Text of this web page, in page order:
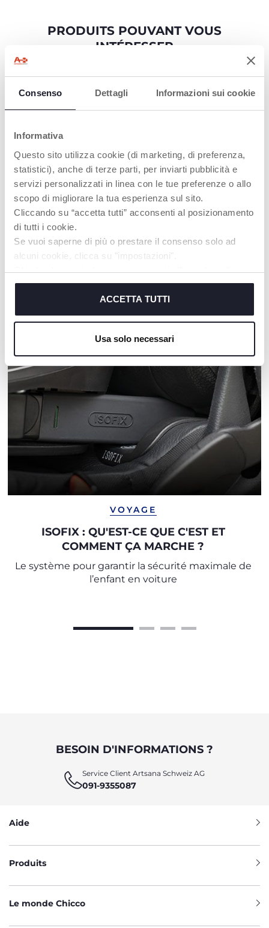
Consenso Dettagli Informazioni sui cookie
Informativa
Questo sito utilizza cookie (di marketing, di preferenza,
statistici), anche di terze parti, per inviarti pubblicità e
servizi personalizzati in linea con le tue preferenze o allo
scopo di migliorare la tua esperienza sul sito.
Cliccando su “accetta tutti” acconsenti al posizionamento
di tutti i cookie.
Se vuoi saperne di più o prestare il consenso solo ad
alcuni cookie, clicca su "impostazioni".
Chiudendo questo banner acconsenti all’uso dei soli
cookie tecnici, indispensabili per fruire del servizio
ACCETTA TUTTI
Usa solo necessari
PRODUITS POUVANT VOUS
INTÉRESSER
+ COULEURS
Tapis d'éveil Colors Gym Tapis Maxi 2 en 1
VOYAGE
ISOFIX : QU'EST-CE QUE C'EST ET
COMMENT ÇA MARCHE ?
Le système pour garantir la sécurité maximale de
l’enfant en voiture
BESOIN D'INFORMATIONS ?
Service Client Artsana Schweiz AG
091-9355087
Aide
Produits
Le monde Chicco